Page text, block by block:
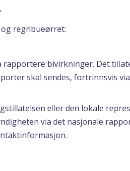
regnbueørret:
rapportere bivirkninger. Det
skal sendes, fortrinnsvis
eller den lokale
via det nasjonale